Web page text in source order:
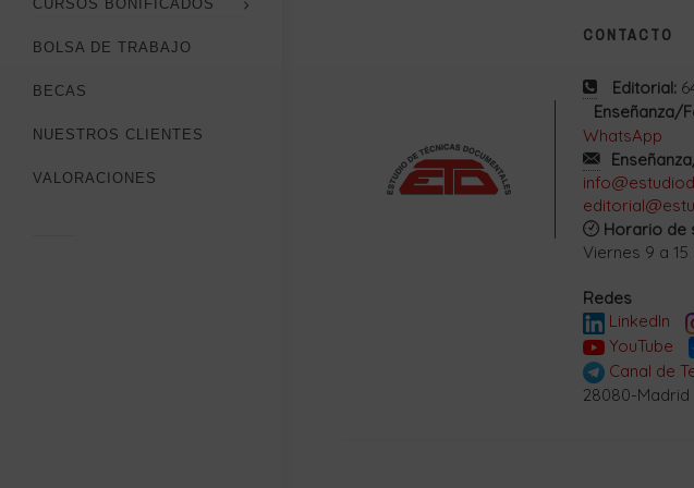
CURSOS BONIFICADOS
BOLSA DE TRABAJO
BECAS
NUESTROS CLIENTES
VALORACIONES
CONTACTO
Editorial:
Enseñanza/
WhatsApp
Horario de
Viernes 9 a 15
Redes
LinkedIn
YouTube
Canal de
28080-Madrid